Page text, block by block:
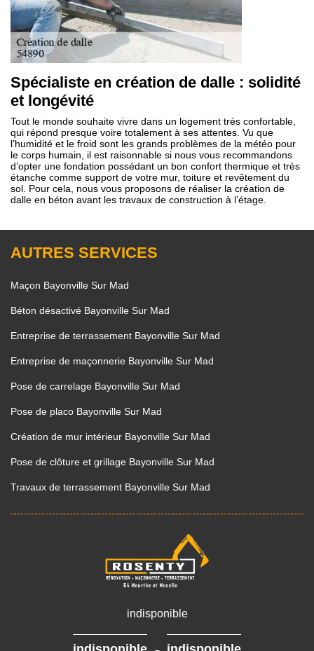
Spécialiste en création de dalle : solidité
et longévité
Tout le monde souhaite vivre dans un logement très confortable,
qui répond presque voire totalement à ses attentes. Vu que
l’humidité et le froid sont les grands problèmes de la météo pour
le corps humain, il est raisonnable si nous vous recommandons
d’opter une fondation possédant un bon confort thermique et très
étanche comme support de votre mur, toiture et revêtement du
sol. Pour cela, nous vous proposons de réaliser la création de
dalle en béton avant les travaux de construction à l’étage.
AUTRES SERVICES
Maçon Bayonville Sur Mad
Béton désactivé Bayonville Sur Mad
Entreprise de terrassement Bayonville Sur Mad
Entreprise de maçonnerie Bayonville Sur Mad
Pose de carrelage Bayonville Sur Mad
Pose de placo Bayonville Sur Mad
Création de mur intérieur Bayonville Sur Mad
Pose de clôture et grillage Bayonville Sur Mad
Travaux de terrassement Bayonville Sur Mad
indisponible